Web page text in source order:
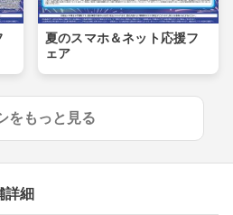
夏のスマホ＆ネット応援フ
ェア
をもっと見る
詳細